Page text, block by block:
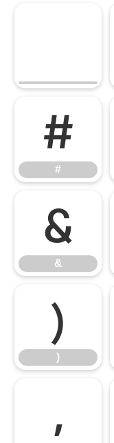
#
#
&
&
)
)
,